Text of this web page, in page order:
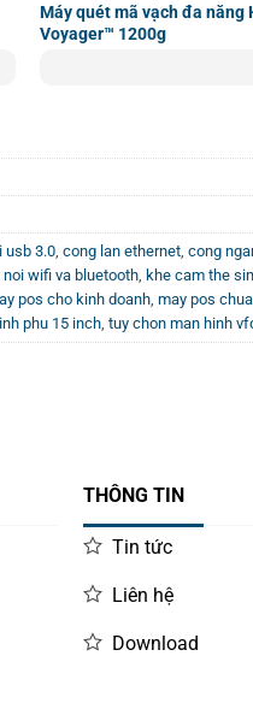
Máy quét mã vạch đa năng
Voyager™ 1200g
usb 3.0 cong lan ethernet cong
noi wifi va bluetooth khe cam the
pos cho kinh doanh may pos
phu 15 inch tuy chon man hinh
THÔNG TIN
Tin tức
Liên hệ
Download